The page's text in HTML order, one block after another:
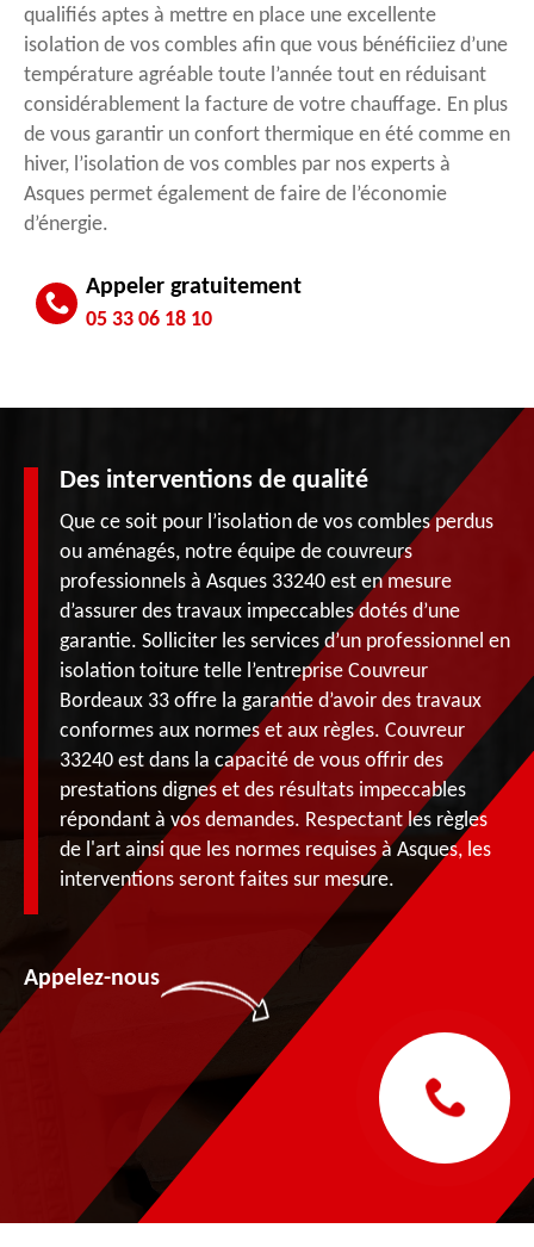
qualifiés aptes à mettre en place une excellente
isolation de vos combles afin que vous bénéficiiez d’une
température agréable toute l’année tout en réduisant
considérablement la facture de votre chauffage. En plus
de vous garantir un confort thermique en été comme en
hiver, l’isolation de vos combles par nos experts à
Asques permet également de faire de l’économie
d’énergie.
Appeler gratuitement
05 33 06 18 10
Des interventions de qualité
Que ce soit pour l’isolation de vos combles perdus
ou aménagés, notre équipe de couvreurs
professionnels à Asques 33240 est en mesure
d’assurer des travaux impeccables dotés d’une
garantie. Solliciter les services d’un professionnel en
isolation toiture telle l’entreprise Couvreur
Bordeaux 33 offre la garantie d’avoir des travaux
conformes aux normes et aux règles. Couvreur
33240 est dans la capacité de vous offrir des
prestations dignes et des résultats impeccables
répondant à vos demandes. Respectant les règles
de l'art ainsi que les normes requises à Asques, les
interventions seront faites sur mesure.
Appelez-nous